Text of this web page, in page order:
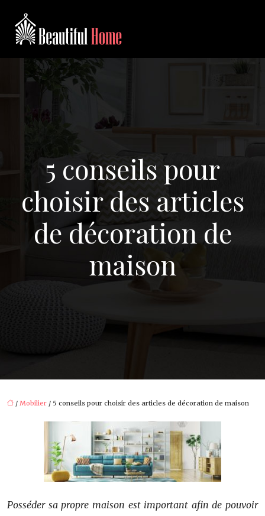
5 conseils pour
choisir des articles
de décoration de
maison
/ Mobilier / 5 conseils pour choisir des articles de décoration de maison
Posséder sa propre maison est important afin de pouvoir